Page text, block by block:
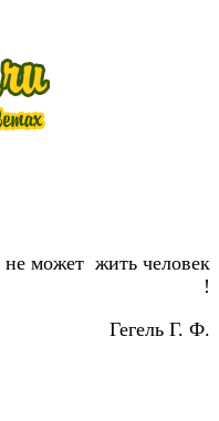
может жить человек
!
Гегель Г. Ф.